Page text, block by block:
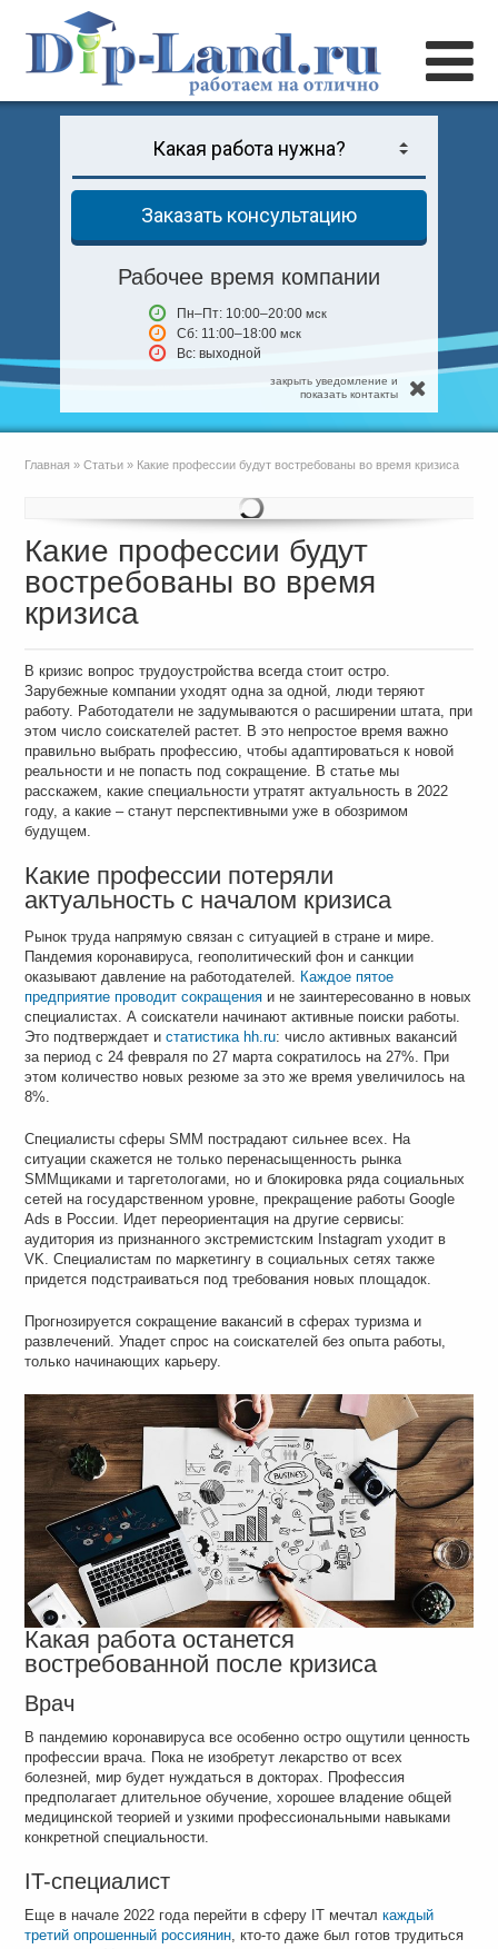
Заказать консультацию
Рабочее время компании
Пн–Пт: 10:00–20:00мск
Сб: 11:00–18:00мск
Вс: выходной
закрыть уведомление и
показать контакты
Главная » Статьи » Какие профессии будут востребованы во время кризиса
Какие профессии будут
востребованы во время
кризиса
В кризис вопрос трудоустройства всегда стоит остро.
Зарубежные компании уходят одна за одной, люди теряют
работу. Работодатели не задумываются о расширении штата, при
этом число соискателей растет. В это непростое время важно
правильно выбрать профессию, чтобы адаптироваться к новой
реальности и не попасть под сокращение. В статье мы
расскажем, какие специальности утратят актуальность в 2022
году, а какие – станут перспективными уже в обозримом
будущем.
Какие профессии потеряли
актуальность с началом кризиса
Рынок труда напрямую связан с ситуацией в стране и мире.
Пандемия коронавируса, геополитический фон и санкции
оказывают давление на работодателей. Каждое пятое
предприятие проводит сокращения и не заинтересованно в новых
специалистах. А соискатели начинают активные поиски работы.
Это подтверждает истатистика hh.ru: число активных вакансий
за период с 24 февраля по 27 марта сократилось на 27%. При
этом количество новых резюме за это же время увеличилось на
8%.
Специалисты сферы SMM пострадают сильнее всех. На
ситуации скажется не только перенасыщенность рынка
SMMщиками и таргетологами, но и блокировка ряда социальных
сетей на государственном уровне, прекращение работы Google
Ads в России. Идет переориентация на другие сервисы:
аудитория из признанного экстремистским Instagram уходит в
VK. Специалистам по маркетингу в социальных сетях также
придется подстраиваться под требования новых площадок.
Прогнозируется сокращение вакансий в сферах туризма и
развлечений. Упадет спрос на соискателей без опыта работы,
только начинающих карьеру.
Какая работа останется
востребованной после кризиса
Врач
В пандемию коронавируса все особенно остро ощутили ценность
профессии врача. Пока не изобретут лекарство от всех
болезней, мир будет нуждаться в докторах. Профессия
предполагает длительное обучение, хорошее владение общей
медицинской теорией и узкими профессиональными навыками
конкретной специальности.
IT-специалист
Еще в начале 2022 года перейти в сферу IT мечталкаждый
третий опрошенный россиянин , кто-то даже был готов трудиться